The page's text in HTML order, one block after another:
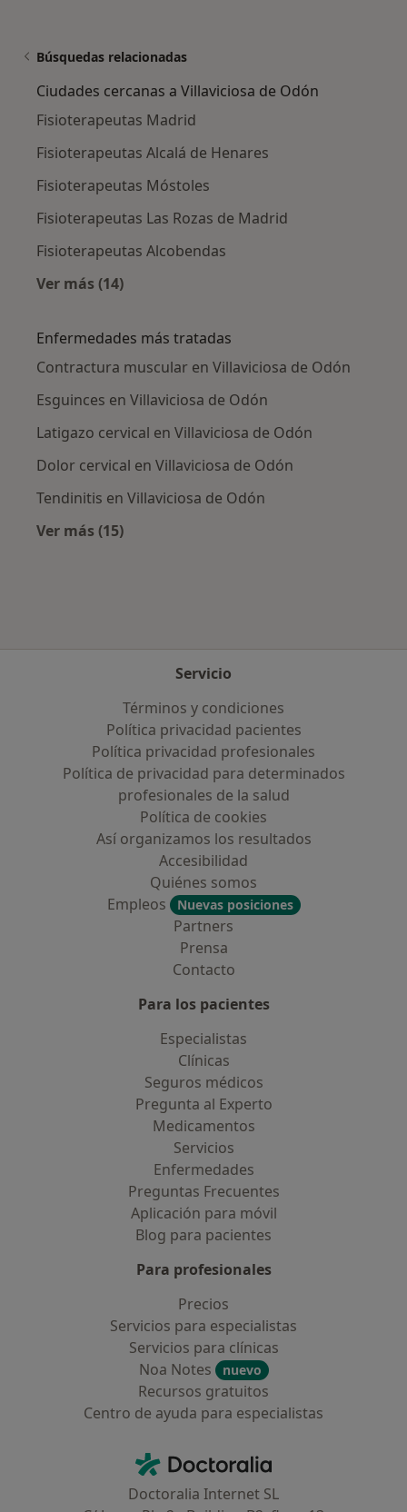
Búsquedas relacionadas
Ciudades cercanas a Villaviciosa de Odón
Fisioterapeutas Madrid
Fisioterapeutas Alcalá de Henares
Fisioterapeutas Móstoles
Fisioterapeutas Las Rozas de Madrid
Fisioterapeutas Alcobendas
Ver más (14)
Enfermedades más tratadas
Contractura muscular en Villaviciosa de Odón
Esguinces en Villaviciosa de Odón
Latigazo cervical en Villaviciosa de Odón
Dolor cervical en Villaviciosa de Odón
Tendinitis en Villaviciosa de Odón
Ver más (15)
Servicio
Términos y condiciones
Política privacidad pacientes
Política privacidad profesionales
Política de privacidad para determinados
profesionales de la salud
Política de cookies
Así organizamos los resultados
Accesibilidad
Quiénes somos
Empleos
Nuevas posiciones
Partners
Prensa
Contacto
Para los pacientes
Especialistas
Clínicas
Seguros médicos
Pregunta al Experto
Medicamentos
Servicios
Enfermedades
Preguntas Frecuentes
Aplicación para móvil
Blog para pacientes
Para profesionales
Precios
Servicios para especialistas
Servicios para clínicas
Noa Notes
nuevo
Recursos gratuitos
Centro de ayuda para especialistas
Doctoralia - Página de inicio
Doctoralia Internet SL